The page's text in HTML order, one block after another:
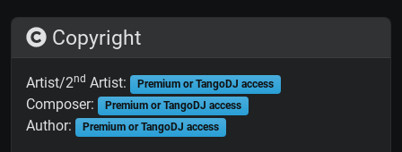
Copyright
Artist/2nd Artist: Premium or TangoDJ access
Composer: Premium or TangoDJ access
Author: Premium or TangoDJ access